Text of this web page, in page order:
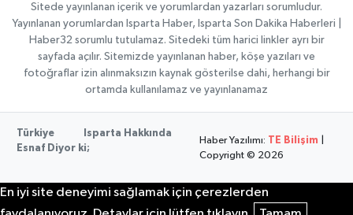
Sitede yayınlanan içerik ve yorumlardan yazarları sorumludur.
Yayınlanan yorumlardan Isparta Haber, Isparta Son Dakika Haberleri |
Haber32 sorumlu tutulamaz. Sitedeki tüm harici linkler ayrı bir
sayfada açılır. Sitemizde yayınlanan haber, köşe yazıları ve
fotoğraflar izin alınmaksızın kaynak gösterilse dahi, herhangi bir
ortamda kullanılamaz ve yayınlanamaz
Türkiye
Isparta Hakkında
Esnaf Diyor ki;
Haber Yazılımı: TE Bilişim
Copyright © 2026
En iyi site deneyimi sağlamak için çerezlerden